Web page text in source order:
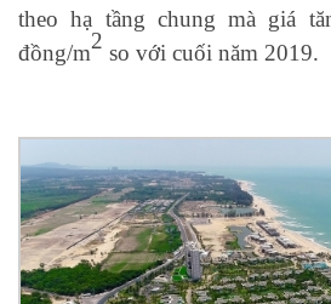
theo hạ tầng chung mà giá
đồng/m2 so với cuối năm 2019.